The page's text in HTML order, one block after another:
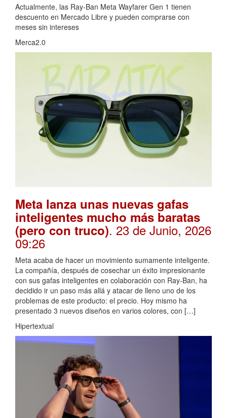
Actualmente, las Ray-Ban Meta Wayfarer Gen 1 tienen
descuento en Mercado Libre y pueden comprarse con
meses sin intereses
Merca2.0
Meta lanza unas nuevas gafas
inteligentes mucho más baratas
(pero con truco). 23 de Junio, 2026
09:26
Meta acaba de hacer un movimiento sumamente inteligente.
La compañía, después de cosechar un éxito impresionante
con sus gafas inteligentes en colaboración con Ray-Ban, ha
decidido ir un paso más allá y atacar de lleno uno de los
problemas de este producto: el precio. Hoy mismo ha
presentado 3 nuevos diseños en varios colores, con […]
Hipertextual